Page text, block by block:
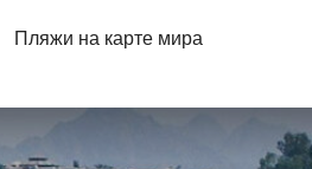
Пляжи на карте мира